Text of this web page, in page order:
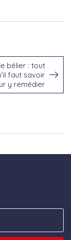
bélier : tout
faut savoir
y remédier